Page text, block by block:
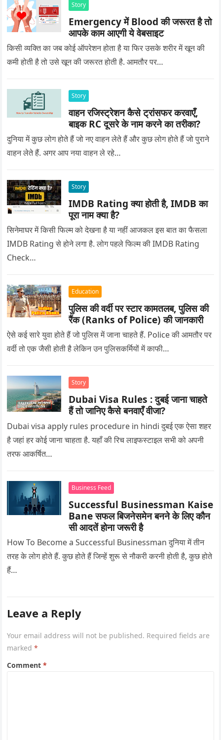
Story
Emergency में Blood की जरूरत है तो
आपके काम आएगी ये वेबसाइट
किसी व्यक्ति का जब कोई ऑपरेशन होता है या फिर उसके शरीर में खून की
कमी होती है तो उसे खून की जरूरत होती है. आमतौर पर…
Story
वाहन रजिस्ट्रेशन कैसे ट्रांसफर करवाएँ,
बाइक RC दूसरे के नाम करने का तरीका?
दुनिया में कुछ लोग होते हैं जो नए वाहन लेते हैं और कुछ लोग होते हैं जो पुराने
वाहन लेते हैं. अगर आप नया वाहन ले रहे…
Story
IMDB Rating क्या होती है, IMDB का
पूरा नाम क्या है?
सिनेमाघर में किसी फिल्म को देखना है या नहीं आजकल इस बात का फैसला
IMDB Rating से होने लगा है. लोग पहले फिल्म की IMDB Rating
Check…
Education
पुलिस की वर्दी पर स्टार कामतलब, पुलिस की
रैंक (Ranks of Police) की जानकारी
ऐसे कई सारे युवा होते हैं जो पुलिस में जाना चाहते हैं. Police की आमतौर पर
वर्दी तो एक जैसी होती है लेकिन उन पुलिसकर्मियों में काफी…
Story
Dubai Visa Rules : दुबई जाना चाहते
हैं तो जानिए कैसे बनवाएँ वीजा?
Dubai visa apply rules procedure in hindi दुबई एक ऐसा शहर
है जहां हर कोई जाना चाहता है. यहाँ की रिच लाइफस्टाइल सभी को अपनी
तरफ आकर्षित…
Business Feed
Successful Businessman Kaise
Bane सफल बिजनेसमेन बनने के लिए कौन
सी आदतें होना जरूरी है
How To Become a Successful Businessman दुनिया में तीन
तरह के लोग होते हैं. कुछ होते हैं जिन्हें शुरू से नौकरी करनी होती है, कुछ होते
हैं…
Leave a Reply
Your email address will not be published. Required fields are
marked*
Comment*